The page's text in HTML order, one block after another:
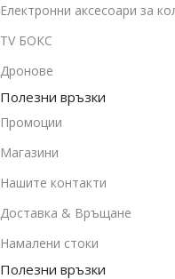
Електронни аксесоари за
TV БОКС
Дронове
Полезни връзки
Промоции
Магазини
Нашите контакти
Доставка & Връщане
Намалени стоки
Полезни връзки